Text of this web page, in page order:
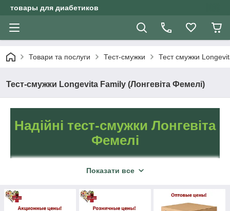
товары для диабетиков
Товари та послуги Тест-смужки Тест смужки
Тест-смужки Longevita Family (Лонгевіта Фемелі)
Надійні тест-смужки Лонгевіта
Фемелі
Тестові смужки від
Family чудово підходять
для всіх діабетиків.
Показати все